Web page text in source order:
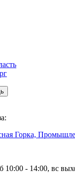
Горка,
10:00 - 14:00, вс